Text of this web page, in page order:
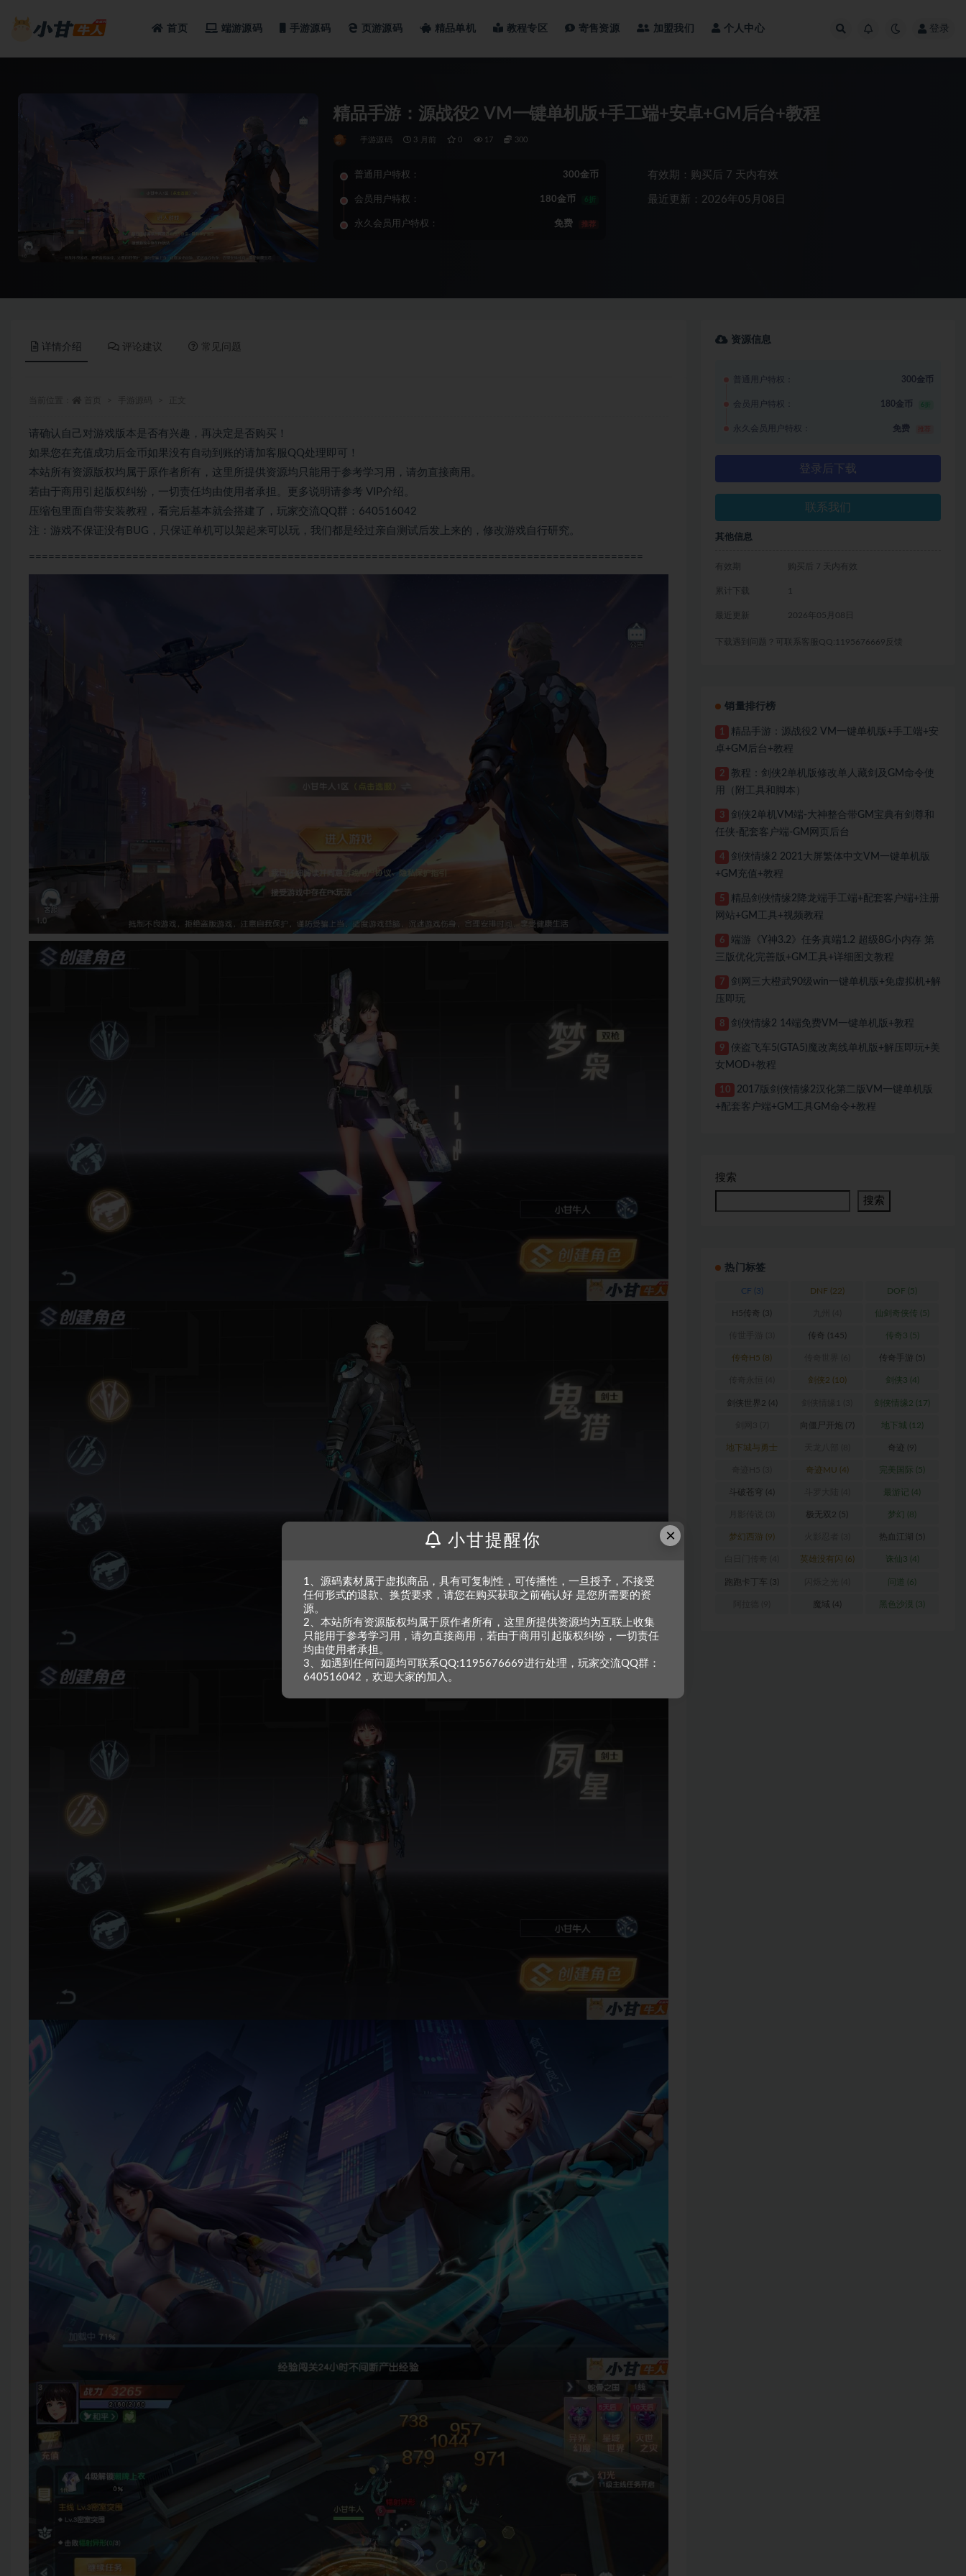
首页 端游源码 手游源码 页游源码 精品单机 教程专区 寄售资源 加盟我们 个人中心 登录
精品手游：源战役2 VM一键单机版+手工端+安卓+GM后台+教程
手游源码 3 月前 0 17 300
普通用户特权： 300金币
会员用户特权： 180金币 6折
永久会员用户特权： 免费 推荐
有效期：购买后 7 天内有效
最近更新：2026年05月08日
详情介绍 评论建议 常见问题
请确认自己对游戏版本是否有兴趣，再决定是否购买！
如果您在充值成功后金币如果没有自动到账的请加客服QQ处理即可！
本站所有资源版权均属于原作者所有，这里所提供资源均只能用于参考学习用，请勿直接商用。
若由于商用引起版权纠纷，一切责任均由使用者承担。更多说明请参考 VIP介绍。
压缩包里面自带安装教程，看完后基本就会搭建了，玩家交流QQ群：640516042
注：游戏不保证没有BUG，只保证单机可以架起来可以玩，我们都是经过亲自测试后发上来的，修改游戏自行研究。
===============================================================================================
资源信息
普通用户特权： 300金币
会员用户特权： 180金币 6折
永久会员用户特权： 免费
登录后下载
联系我们
其他信息
有效期 购买后 7 天内有效
累计下载 1
最近更新 2026年05月08日
下载遇到问题？可联系客服QQ:1195676669反馈
销量排行榜
1
精品手游：源战役2 VM一键单机版+手工端+安
卓+GM后台+教程
2
教程：剑侠2单机版修改单人藏剑及GM命令使
用（附工具和脚本）
3
剑侠2单机VM端-大神整合带GM宝典有剑尊和
任侠-配套客户端-GM网页后台
4
剑侠情缘2 2021大屏繁体中文VM一键单机版
+GM充值+教程
5
精品剑侠情缘2降龙端手工端+配套客户端+注册
网站+GM工具+视频教程
6
端游《Y神3.2》任务真端1.2 超级8G小内存 第
三版优化完善版+GM工具+详细图文教程
7
剑网三大橙武90级win一键单机版+免虚拟机+解
压即玩
8 剑侠情缘2 14端免费VM一键单机版+教程
9
侠盗飞车5(GTA5)魔改离线单机版+解压即玩+美
女MOD+教程
10
2017版剑侠情缘2汉化第二版VM一键单机版
+配套客户端+GM工具GM命令+教程
搜索
搜索
热门标签
CF (3) DNF (22) DOF (5)
H5传奇 (3) 仙剑奇侠传 (5)
传奇 (145) 传奇3 (5)
传奇H5 (8) 传奇手游 (5)
剑侠2 (10) 剑侠3 (4)
剑侠世界2 (4) 剑侠情缘2 (17)
向僵尸开炮 (7) 地下城 (12)
地下城与勇士 奇迹 (9)
奇迹MU (4) 完美国际 (5)
斗破苍穹 (4) 最游记 (4)
极无双2 (5) 梦幻 (8)
梦幻西游 (9) 热血江湖 (5)
英雄没有闪 (6) 诛仙3 (4)
跑跑卡丁车 (3) 问道 (6)
魔域 (4) 黑色沙漠 (3)
×
小甘提醒你
1、源码素材属于虚拟商品，具有可复制性，可传播性，一旦授予，不接受
任何形式的退款、换货要求，请您在购买获取之前确认好 是您所需要的资
源。
2、本站所有资源版权均属于原作者所有，这里所提供资源均为互联上收集
只能用于参考学习用，请勿直接商用，若由于商用引起版权纠纷，一切责任
均由使用者承担。
3、如遇到任何问题均可联系QQ:1195676669进行处理，玩家交流QQ群：
640516042，欢迎大家的加入。